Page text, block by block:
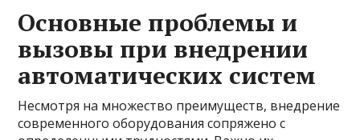
Основные проблемы и
вызовы при внедрении
автоматических систем
Несмотря на множество преимуществ, внедрение
современного оборудования сопряжено с